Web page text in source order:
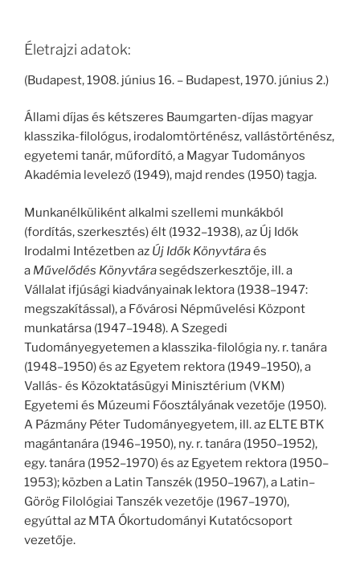
Életrajzi adatok:
(Budapest, 1908. június 16. – Budapest, 1970. június 2.)
Állami díjas és kétszeres Baumgarten-díjas magyar
klasszika-filológus, irodalomtörténész, vallástörténész,
egyetemi tanár, műfordító, a Magyar Tudományos
Akadémia levelező (1949), majd rendes (1950) tagja.
Munkanélküliként alkalmi szellemi munkákból
(fordítás, szerkesztés) élt (1932–1938), az Új Idők
Irodalmi Intézetben az Új Idők Könyvtáraés
a Művelődés Könyvtárasegédszerkesztője, ill. a
Vállalat ifjúsági kiadványainak lektora (1938–1947:
megszakítással), a Fővárosi Népművelési Központ
munkatársa (1947–1948). A Szegedi
Tudományegyetemen a klasszika-filológia ny. r. tanára
(1948–1950) és az Egyetem rektora (1949–1950), a
Vallás- és Közoktatásügyi Minisztérium (VKM)
Egyetemi és Múzeumi Főosztályának vezetője (1950).
A Pázmány Péter Tudományegyetem, ill. az ELTE BTK
magántanára (1946–1950), ny. r. tanára (1950–1952),
egy. tanára (1952–1970) és az Egyetem rektora (1950–
1953); közben a Latin Tanszék (1950–1967), a Latin–
Görög Filológiai Tanszék vezetője (1967–1970),
egyúttal az MTA Ókortudományi Kutatócsoport
vezetője.